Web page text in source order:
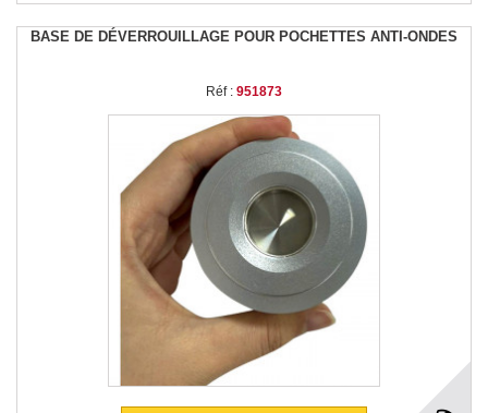
BASE DE DÉVERROUILLAGE POUR POCHETTES ANTI-ONDES
Réf : 951873